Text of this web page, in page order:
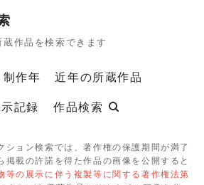
作品を検索できます
制作年
近年の所蔵作品
記録 作品検索
ション検索では、著作権の保護期間が満了
掲載の許諾を得た作品の画像を公開すると
等の展示に伴う複製等に関する著作権法第